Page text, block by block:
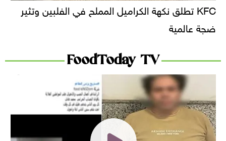
KFC تطلق نكهة الكراميل المملح في الفلبين وتثير
ضجة عالمية
FoodToday TV